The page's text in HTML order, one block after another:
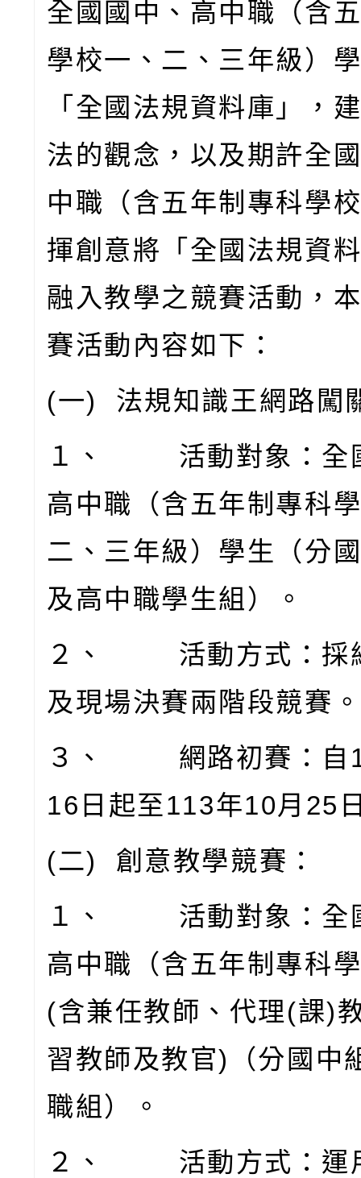
全國國中、高中職（含
學校一、二、三年級）
「全國法規資料庫」，
法的觀念，以及期許全
中職（含五年制專科學
揮創意將「全國法規資
融入教學之競賽活動，
賽活動內容如下：
(一) 法規知識王網路闖
１、
活動對象：全
高中職（含五年制專科
二、三年級）學生（分
及高中職學生組）。
２、
活動方式：採
及現場決賽兩階段競賽
３、
網路初賽：自
16 日起至113年10月 25
(二) 創意教學競賽：
１、
活動對象：全
高中職（含五年制專科
(含兼任教師、代理(課)
習教師及教官)
（分國中
職組）。
２、
活動方式：運